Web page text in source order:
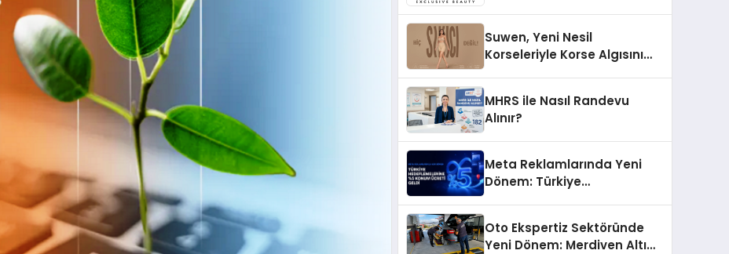
Suwen, Yeni Nesil
Korseleriyle Korse Algısını
MHRS ile Nasıl Randevu
Alınır?
Meta Reklamlarında Yeni
Dönem: Türkiye
Oto Ekspertiz Sektöründe
Yeni Dönem: Merdiven Altı